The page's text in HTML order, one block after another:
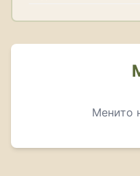
Менито